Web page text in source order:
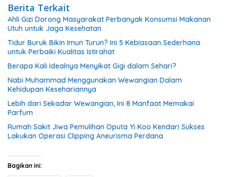
Berita Terkait
Ahli Gizi Dorong Masyarakat Perbanyak Konsumsi Makanan
Utuh untuk Jaga Kesehatan
Tidur Buruk Bikin Imun Turun? Ini 5 Kebiasaan Sederhana
untuk Perbaiki Kualitas Istirahat
Berapa Kali Idealnya Menyikat Gigi dalam Sehari?
Nabi Muhammad Menggunakan Wewangian Dalam
Kehidupan Kesehariannya
Lebih dari Sekadar Wewangian, Ini 8 Manfaat Memakai
Parfum
Rumah Sakit Jiwa Pemulihan Oputa Yi Koo Kendari Sukses
Lakukan Operasi Clipping Aneurisma Perdana
Bagikan ini: